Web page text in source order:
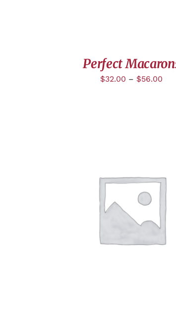
Perfect
$32.00 – $56.00
AJOUTER AU PANIER